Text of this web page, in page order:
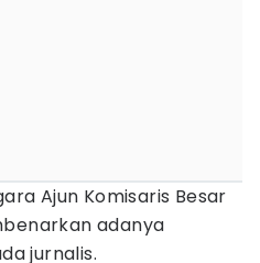
Ajun Komisaris Besar
adanya
jurnalis.